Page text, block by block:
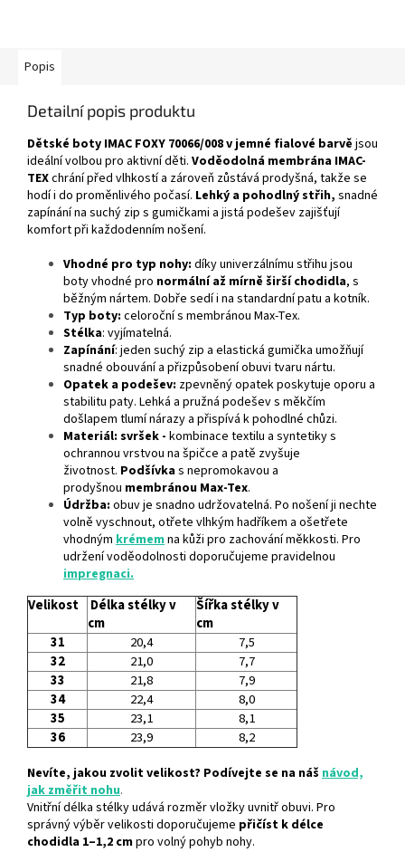
Popis
Detailní popis produktu
Dětské boty IMAC FOXY 70066/008 v jemné fialové barvě jsou
ideální volbou pro aktivní děti. Voděodolná membrána IMAC-
TEXchrání před vlhkostí a zároveň zůstává prodyšná, takže se
hodí i do proměnlivého počasí. Lehký a pohodlný střih, snadné
zapínání na suchý zip s gumičkami a jistá podešev zajišťují
komfort při každodenním nošení.
Vhodné pro typ nohy: díky univerzálnímu střihu jsou
boty vhodné pro normální až mírně širší chodidla, s
běžným nártem. Dobře sedí i na standardní patu a kotník.
Typ boty: celoroční s membránou Max-Tex.
Stélka: vyjímatelná.
Zapínání: jeden suchý zip a elastická gumička umožňují
snadné obouvání a přizpůsobení obuvi tvaru nártu.
Opatek a podešev: zpevněný opatek poskytuje oporu a
stabilitu paty. Lehká a pružná podešev s měkčím
došlapem tlumí nárazy a přispívá k pohodlné chůzi.
Materiál: svršek - kombinace textilu a syntetiky s
ochrannou vrstvou na špičce a patě zvyšuje
životnost. Podšívkas nepromokavou a
prodyšnou membránou Max-Tex.
Údržba: obuv je snadno udržovatelná. Po nošení ji nechte
volně vyschnout, otřete vlhkým hadříkem a ošetřete
vhodným krémem na kůži pro zachování měkkosti. Pro
udržení voděodolnosti doporučujeme pravidelnou
impregnaci.
Velikost
Délka stélky v
cm
Šířka stélky v
cm
31
20,4
7,5
32
21,0
7,7
33
21,8
7,9
34
22,4
8,0
35
23,1
8,1
36
23,9 8,2
Nevíte, jakou zvolit velikost? Podívejte se na náš návod,
jak změřit nohu.
Vnitřní délka stélky udává rozměr vložky uvnitř obuvi. Pro
správný výběr velikosti doporučujeme přičíst k délce
chodidla 1–1,2 cmpro volný pohyb nohy.